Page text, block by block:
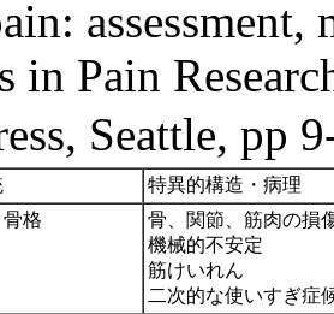
assessment,
in Pain
Seattle, pp
特異的構造・病理
格
骨、関節、筋肉の損
機械的不安定
筋けいれん
二次的な使いすぎ症